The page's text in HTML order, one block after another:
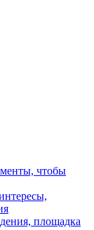
чтобы
площадка